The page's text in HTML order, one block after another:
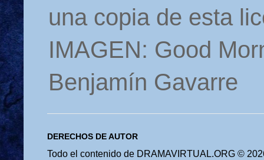
una copia de esta
IMAGEN: Good
Benjamín Gavarre
DERECHOS DE AUTOR
Todo el contenido de DRAMAVIRTUAL.ORG ©